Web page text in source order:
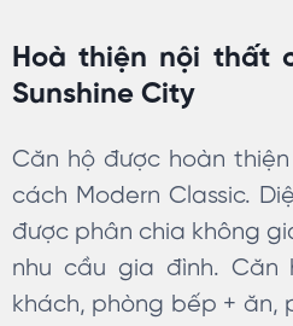
Hoà thiện nội thất
Sunshine City
Căn hộ được hoàn
cách Modern Classic.
được phân chia không
nhu cầu gia đình. Căn
khách, phòng bếp + ăn,